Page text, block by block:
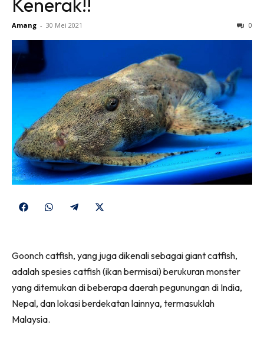
Kenerak!!
Amang - 30 Mei 2021 0
Share
Share
Share
(Twitter)
Goonch catfish, yang juga dikenali sebagai giant catfish,
adalah spesies catfish (ikan bermisai) berukuran monster
yang ditemukan di beberapa daerah pegunungan di India,
Nepal, dan lokasi berdekatan lainnya, termasuklah
Malaysia.